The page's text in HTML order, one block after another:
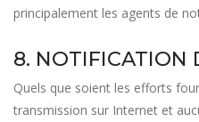
principalement les agents de
8. NOTIFICATION
Quels que soient les efforts
transmission sur Internet et